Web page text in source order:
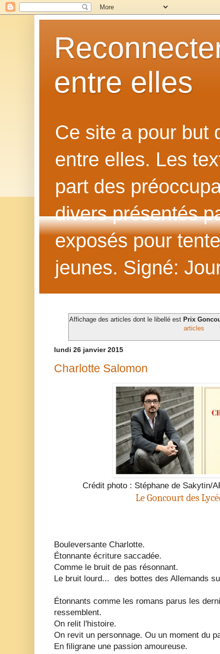
entre elles
Ce site a pour but
entre elles. Les
part des
divers présentés
exposés pour
jeunes. Signé:
Affichage des articles dont le libellé est Prix
articles
lundi 26 janvier 2015
Charlotte Salomon
Crédit photo : Stéphane de Sakytin/
Le Goncourt des
Bouleversante Charlotte.
Étonnante écriture saccadée.
Comme le bruit de pas résonnant.
Le bruit lourd... des bottes des Allemands
Étonnants comme les romans parus les
ressemblent.
On relit l'histoire.
On revit un personnage. Ou un moment du
En filigrane une passion amoureuse.